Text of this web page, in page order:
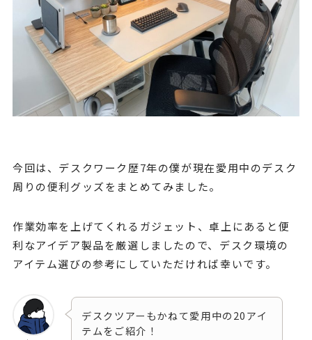
今回は、デスクワーク歴7年の僕が現在愛用中のデスク
周りの便利グッズをまとめてみました。
作業効率を上げてくれるガジェット、卓上にあると便
利なアイデア製品を厳選しましたので、デスク環境の
アイテム選びの参考にしていただければ幸いです。
デスクツアーもかねて愛用中の20アイ
テムをご紹介！